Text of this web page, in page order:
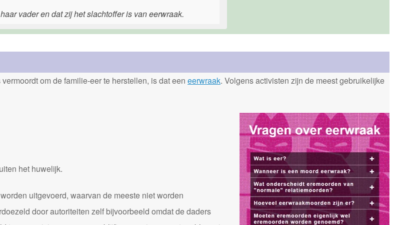
vader en dat zij het slachtoffer is van eerwraak.
om de familie-eer te herstellen, is dat een eerwraak. Volgens activisten zijn de meest gebruikelijke
het huwelijk.
uitgevoerd, waarvan de meeste niet worden
door autoriteiten zelf bijvoorbeeld omdat de daders